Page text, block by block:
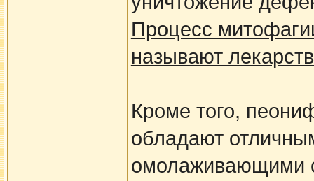
Процесс
называют
Кроме того,
обладают
омолаживающими